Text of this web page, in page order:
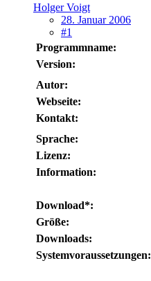
Holger Voigt
28. Januar 2006
#1
Programmname:
Version:
Autor:
Webseite:
Kontakt:
Sprache:
Lizenz:
Information:
Download*:
Größe:
Downloads:
Systemvoraussetzungen: